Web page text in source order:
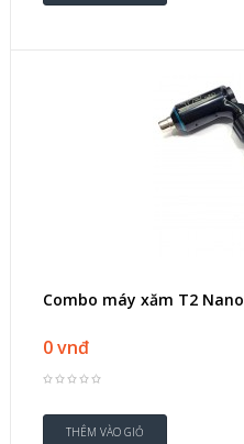
Combo máy xăm T2
0 vnđ